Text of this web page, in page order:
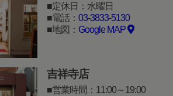
定休日：水曜日
電話： 03-3833-5130
地図： Google MAP
吉祥寺店
営業時間：11:00～19:00